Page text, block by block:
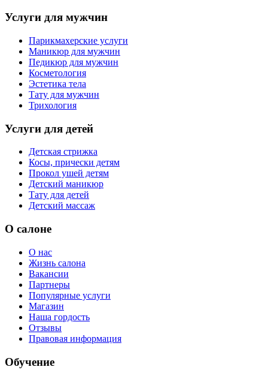
Услуги для мужчин
Парикмахерские услуги
Маникюр для мужчин
Педикюр для мужчин
Косметология
Эстетика тела
Тату для мужчин
Трихология
Услуги для детей
Детская стрижка
Косы, прически детям
Прокол ушей детям
Детский маникюр
Тату для детей
Детский массаж
О салоне
О нас
Жизнь салона
Вакансии
Партнеры
Популярные услуги
Магазин
Наша гордость
Отзывы
Правовая информация
Обучение